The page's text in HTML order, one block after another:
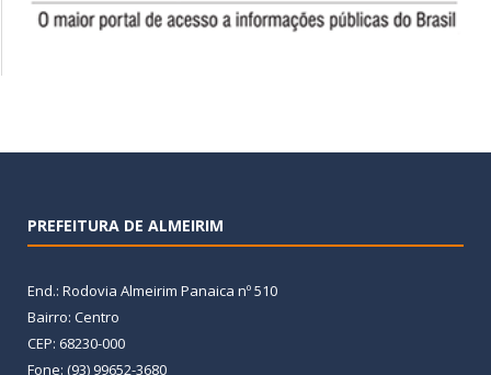
PREFEITURA DE ALMEIRIM
End.: Rodovia Almeirim Panaica nº 510
Bairro: Centro
CEP: 68230-000
Fone: (93) 99652-3680